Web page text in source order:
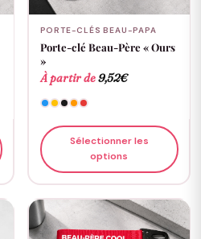
PORTE-CLÉS BEAU-PAPA
Porte-clé Beau-Père « Ours
»
À partir de9,52€
Sélectionner les
options